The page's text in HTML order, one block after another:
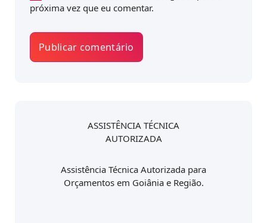
próxima vez que eu comentar.
ASSISTÊNCIA TÉCNICA
AUTORIZADA
Assistência Técnica Autorizada para
Orçamentos em Goiânia e Região.